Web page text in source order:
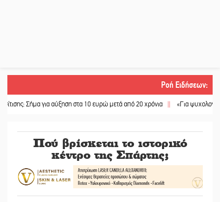
Ροή Ειδήσεων:
Σήμα για αύξηση στα 10 ευρώ μετά από 20 χρόνια || «Για ψυχολογικούς
Πού βρίσκεται το ιστορικό
κέντρο της Σπάρτης;